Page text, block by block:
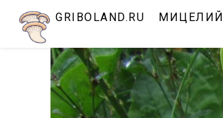
содержимому
GRIBOLAND.RU МИЦЕЛИЙ